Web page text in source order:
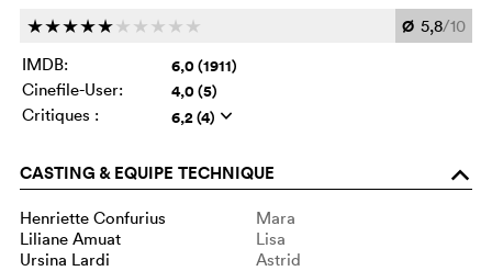
ccccc c c c c c Ø 5,8/10
IMDB:
6,0 (1911)
Cinefile-User: 4,0 (5)
Critiques : 6,2 (4) q
CASTING & EQUIPE TECHNIQUE o
Henriette Confurius
Mara
Liliane Amuat
Lisa
Ursina Lardi
Astrid